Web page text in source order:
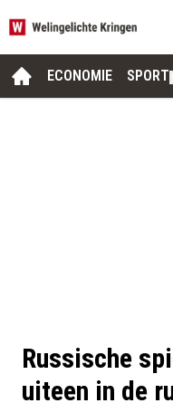
ECONOMIE SPORT
Russische
uiteen in de